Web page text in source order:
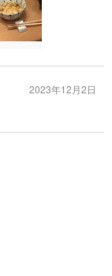
2023年12月2日